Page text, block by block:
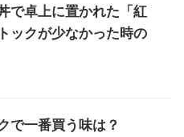
で卓上に置かれた「紅
ックが少なかった時の
で一番買う味は？